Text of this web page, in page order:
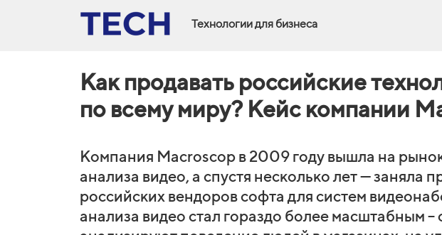
Технологии для бизнеса
Как продавать российские
по всему миру? Кейс компании
Компания Macroscop в 2009 году вышла на
анализа видео, а спустя несколько лет — заняла
российских вендоров софта для систем
анализа видео стал гораздо более масштабным